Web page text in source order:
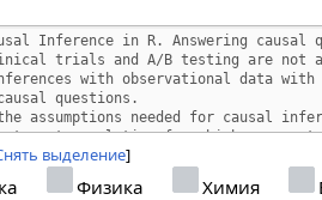
выделение
Физика Химия